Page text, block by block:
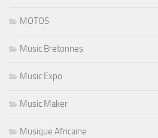
MOTOS
Music Bretonnes
Music Expo
Music Maker
Musique Africaine